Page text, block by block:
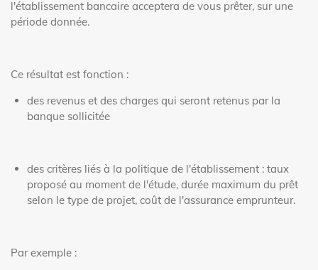
l'établissement bancaire acceptera de vous prêter, sur une
période donnée.
Ce résultat est fonction :
des revenus et des charges qui seront retenus par la
banque sollicitée
des critères liés à la politique de l'établissement : taux
proposé au moment de l'étude, durée maximum du prêt
selon le type de projet, coût de l'assurance emprunteur.
Par exemple :